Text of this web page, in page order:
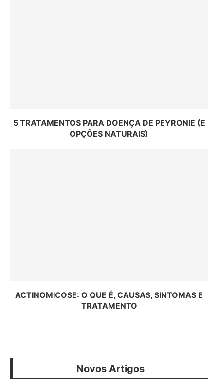
5 TRATAMENTOS PARA DOENÇA DE PEYRONIE (E
OPÇÕES NATURAIS)
ACTINOMICOSE: O QUE É, CAUSAS, SINTOMAS E
TRATAMENTO
Novos Artigos